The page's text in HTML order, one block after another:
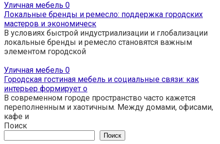
Уличная мебель 0
Локальные бренды и ремесло: поддержка городских
мастеров и экономическ
В условиях быстрой индустриализации и глобализации
локальные бренды и ремесло становятся важным
элементом городской
Уличная мебель 0
Городская гостиная мебель и социальные связи: как
интерьер формирует о
В современном городе пространство часто кажется
переполненным и хаотичным. Между домами, офисами,
кафе и
Поиск
Поиск